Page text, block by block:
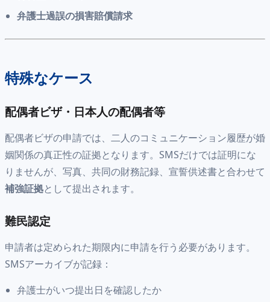
弁護士過誤の損害賠償請求
特殊なケース
配偶者ビザ・日本人の配偶者等
配偶者ビザの申請では、二人のコミュニケーション履歴が婚
姻関係の真正性の証拠となります。SMSだけでは証明にな
りませんが、写真、共同の財務記録、宣誓供述書と合わせて
補強証拠として提出されます。
難民認定
申請者は定められた期限内に申請を行う必要があります。
SMSアーカイブが記録：
弁護士がいつ提出日を確認したか